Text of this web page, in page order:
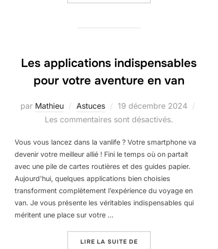
Les applications indispensables
pour votre aventure en van
par Mathieu Astuces
19 décembre 2024
Les commentaires sont désactivés.
Vous vous lancez dans la vanlife ? Votre smartphone va
devenir votre meilleur allié ! Fini le temps où on partait
avec une pile de cartes routières et des guides papier.
Aujourd’hui, quelques applications bien choisies
transforment complètement l’expérience du voyage en
van. Je vous présente les véritables indispensables qui
méritent une place sur votre …
LIRE LA SUITE DE